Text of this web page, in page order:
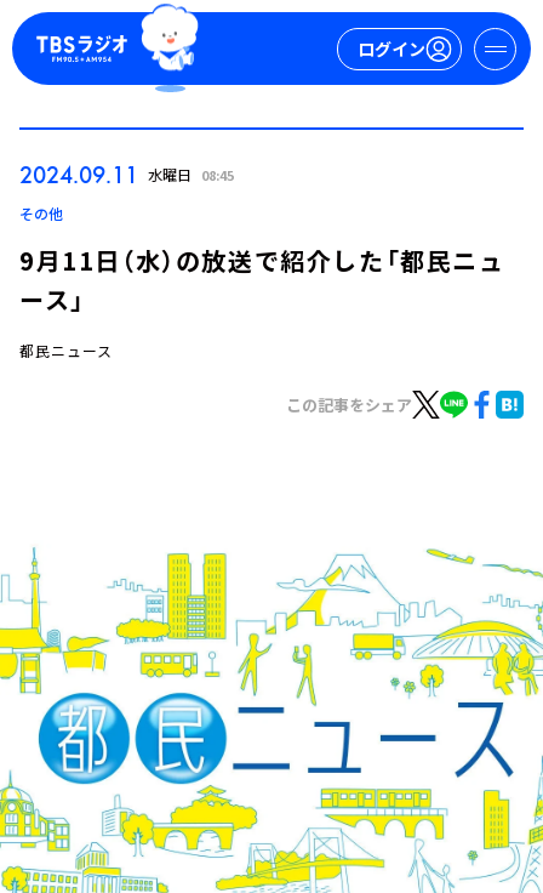
ログイン
イベント・グッズ
YouTube
会社情報
2024.09.11 水曜日 08:45
その他
9月11日（水）の放送で紹介した「都民ニュ
ース」
都民ニュース
この記事をシェア